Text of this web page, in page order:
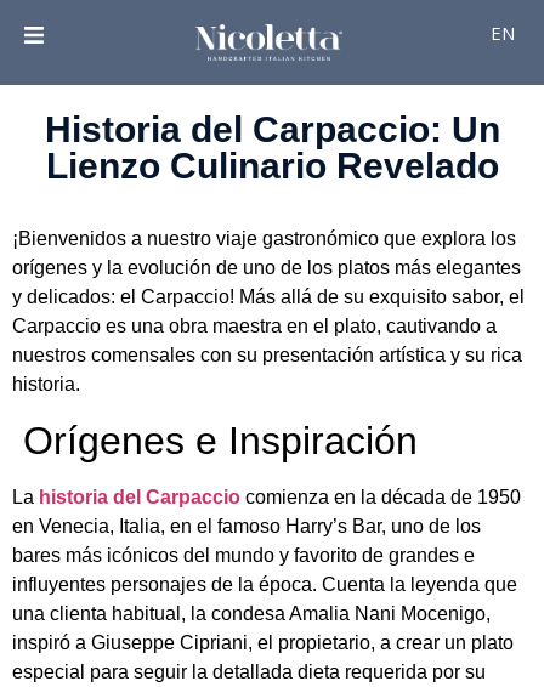
EN
Historia del Carpaccio: Un
Lienzo Culinario Revelado
¡Bienvenidos a nuestro viaje gastronómico que explora los
orígenes y la evolución de uno de los platos más elegantes
y delicados: el Carpaccio! Más allá de su exquisito sabor, el
Carpaccio es una obra maestra en el plato, cautivando a
nuestros comensales con su presentación artística y su rica
historia.
Orígenes e Inspiración
La historia del Carpaccio comienza en la década de 1950
en Venecia, Italia, en el famoso Harry’s Bar, uno de los
bares más icónicos del mundo y favorito de grandes e
influyentes personajes de la época. Cuenta la leyenda que
una clienta habitual, la condesa Amalia Nani Mocenigo,
inspiró a Giuseppe Cipriani, el propietario, a crear un plato
especial para seguir la detallada dieta requerida por su